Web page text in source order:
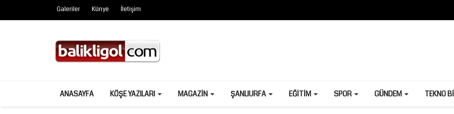
Galeriler Künye İletişim
ANASAYFA KÖŞE YAZILARI MAGAZIN ŞANLIURFA EĞITIM SPOR GÜNDEM TEKNO